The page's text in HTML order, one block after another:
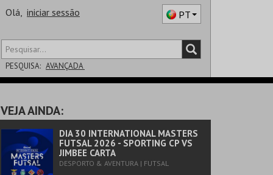
Olá, iniciar sessão PT
PESQUISA: AVANÇADA
SALA
VEJA AINDA:
DIA 30 INTERNATIONAL MASTERS
FUTSAL 2026 - SPORTING CP VS
JIMBEE CARTA
DESPORTO & AVENTURA | FUTSAL